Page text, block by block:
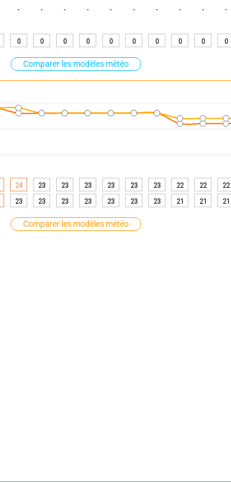
Comparer les modèles météo
Comparer les modèles météo
- - - - - - - - - -
0 0 0 0 0 0 0 0 0 0
24 23 23 23 23 23 23 22 22 22
23 23 23 23 23 23 23 21 21 21